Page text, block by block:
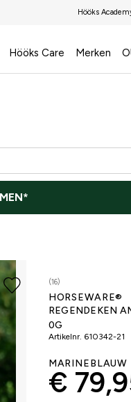
Hööks
Hööks Care Merken
(16)
HORSEWARE®
REGENDEKEN
0G
Artikelnr. 610342-21
MARINEBLAUW
€